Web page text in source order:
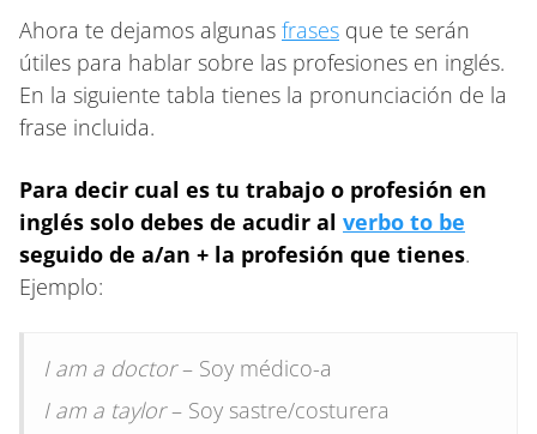
Ahora te dejamos algunas frases que te serán
útiles para hablar sobre las profesiones en inglés.
En la siguiente tabla tienes la pronunciación de la
frase incluida.
Para decir cual es tu trabajo o profesión en
inglés solo debes de acudir al verbo to be
seguido de a/an + la profesión que tienes.
Ejemplo:
I am a doctor– Soy médico-a
I am a taylor– Soy sastre/costurera